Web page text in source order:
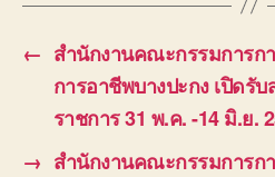
← สำนักงานคณะกรรมการก
การอาชีพบางปะกง เปิดรั
ราชการ 31 พ.ค. -14 มิ.ย.
→ สำนักงานคณะกรรมการก